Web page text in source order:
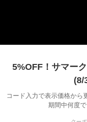
5%OFF！サマー
(8/
コード入力で表示価格か
期間中何度